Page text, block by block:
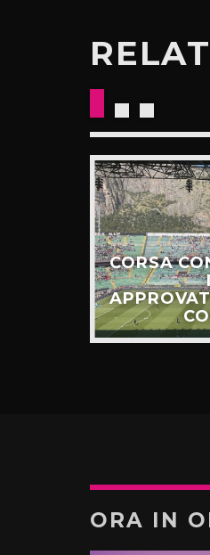
CORSA
ORA IN